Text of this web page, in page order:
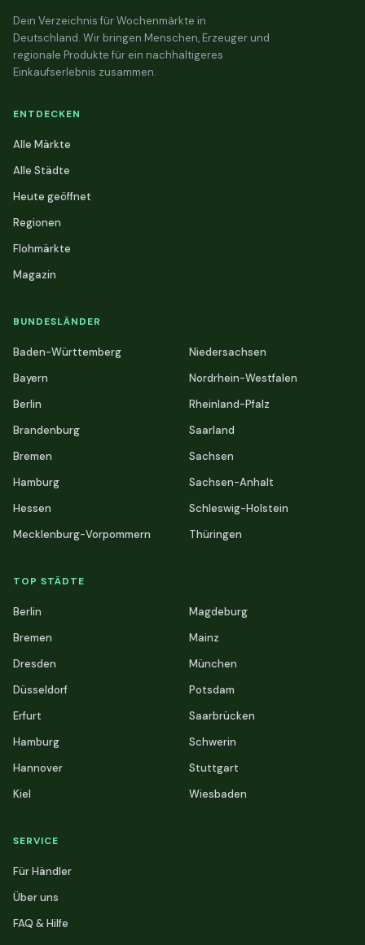
Dein Verzeichnis für Wochenmärkte in
Deutschland. Wir bringen Menschen, Erzeuger und
regionale Produkte für ein nachhaltigeres
Einkaufserlebnis zusammen.
ENTDECKEN
Alle Märkte
Alle Städte
Heute geöffnet
Regionen
Flohmärkte
Magazin
BUNDESLÄNDER
Baden-Württemberg
Bayern
Berlin
Brandenburg
Bremen
Hamburg
Hessen
Mecklenburg-Vorpommern
Niedersachsen
Nordrhein-Westfalen
Rheinland-Pfalz
Saarland
Sachsen
Sachsen-Anhalt
Schleswig-Holstein
Thüringen
TOP STÄDTE
Berlin
Bremen
Dresden
Düsseldorf
Erfurt
Hamburg
Hannover
Kiel
Magdeburg
Mainz
München
Potsdam
Saarbrücken
Schwerin
Stuttgart
Wiesbaden
SERVICE
Für Händler
Über uns
FAQ & Hilfe